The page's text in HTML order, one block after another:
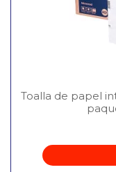
Toalla de papel